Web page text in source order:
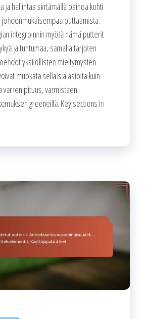
ja hallintaa siirtämällä painoa kohti
puttaamista.
integroinnin myötä nämä putterit
ja tuntumaa, samalla tarjoten
yksilöllisten mieltymysten
muokata sellaisia asioita kuin
varren pituus, varmistaen
greeneillä. Key sections in